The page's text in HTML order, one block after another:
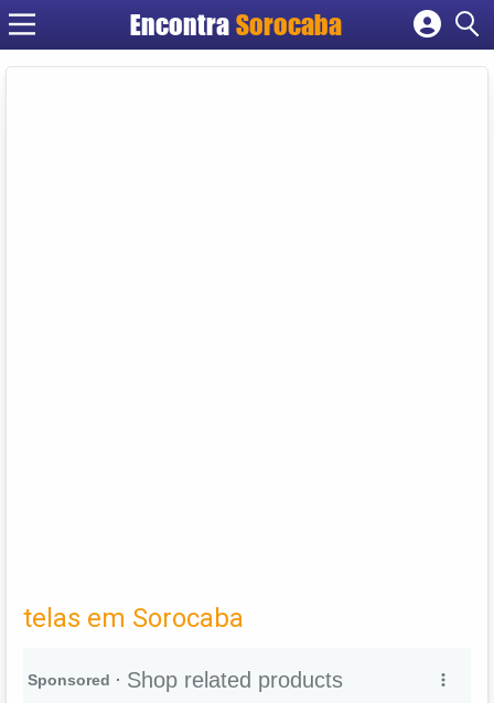
EncontraSorocaba
Cadastrar empresa
telas em Sorocaba